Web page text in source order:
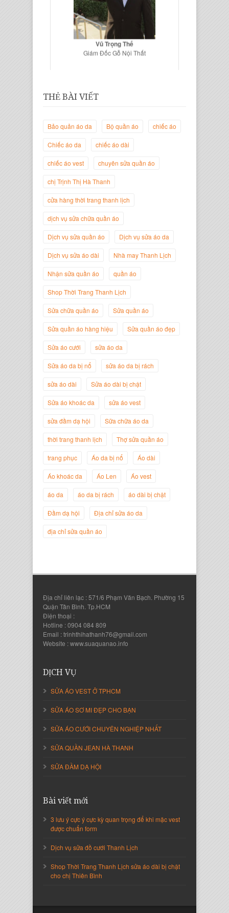
Vũ Trọng Thế
Giám Đốc Gỗ Nội Thất
Trịnh Thị Hà Thanh
Trang Thanh Lịch
Nguyễn Minh Đức
Nguyễn
Giám Đốc Công ty Twist Potato
Nguyễn Thị Cẩm Loan
THẺ BÀI VIẾT
Bảo quản áo da Bộ quần áo chiếc áo
Chiếc áo da chiếc áo dài
chiếc áo vest chuyên sửa quần áo
chị Trịnh Thị Hà Thanh
cửa hàng thời trang thanh lịch
dịch vụ sửa chữa quần áo
Dịch vụ sửa quần áo Dịch vụ sửa áo da
Dịch vụ sửa áo dài Nhà may Thanh Lịch
Nhận sửa quần áo quần áo
Shop Thời Trang Thanh Lịch
Sửa chữa quần áo Sửa quần áo
Sửa quần áo hàng hiệu Sửa quần áo đẹp
Sửa áo cưới sửa áo da
Sửa áo da bị nổ sửa áo da bị rách
sửa áo dài Sửa áo dài bị chật
Sửa áo khoác da sửa áo vest
sửa đầm dạ hội Sữa chữa áo da
thời trang thanh lịch Thợ sửa quần áo
trang phục Áo da bị nổ Áo dài
Áo khoác da Áo Len Áo vest
áo da áo da bị rách áo dài bị chật
Đầm dạ hội Địa chỉ sửa áo da
địa chỉ sửa quần áo
Địa chỉ liên lạc : 571/6 Phạm Văn Bạch. Phường 15
Quận Tân Bình. Tp.HCM
Điện thoại :
Hotline : 0904 084 809
Email : trinhthihathanh76@gmail.com
Website : www.suaquanao.info
DỊCH VỤ
SỬA ÁO VEST Ở TPHCM
SỬA ÁO SƠ MI ĐẸP CHO BẠN
SỬA ÁO CƯỚI CHUYÊN NGHIỆP NHẤT
SỬA QUẦN JEAN HÀ THANH
SỬA ĐẦM DẠ HỘI
Bài viết mới
3 lưu ý cực ý cực kỳ quan trọng để khi mặc vest
được chuẩn form
Dịch vụ sửa đồ cưới Thanh Lịch
Shop Thời Trang Thanh Lịch sửa áo dài bị chật
cho chị Thiên Bình